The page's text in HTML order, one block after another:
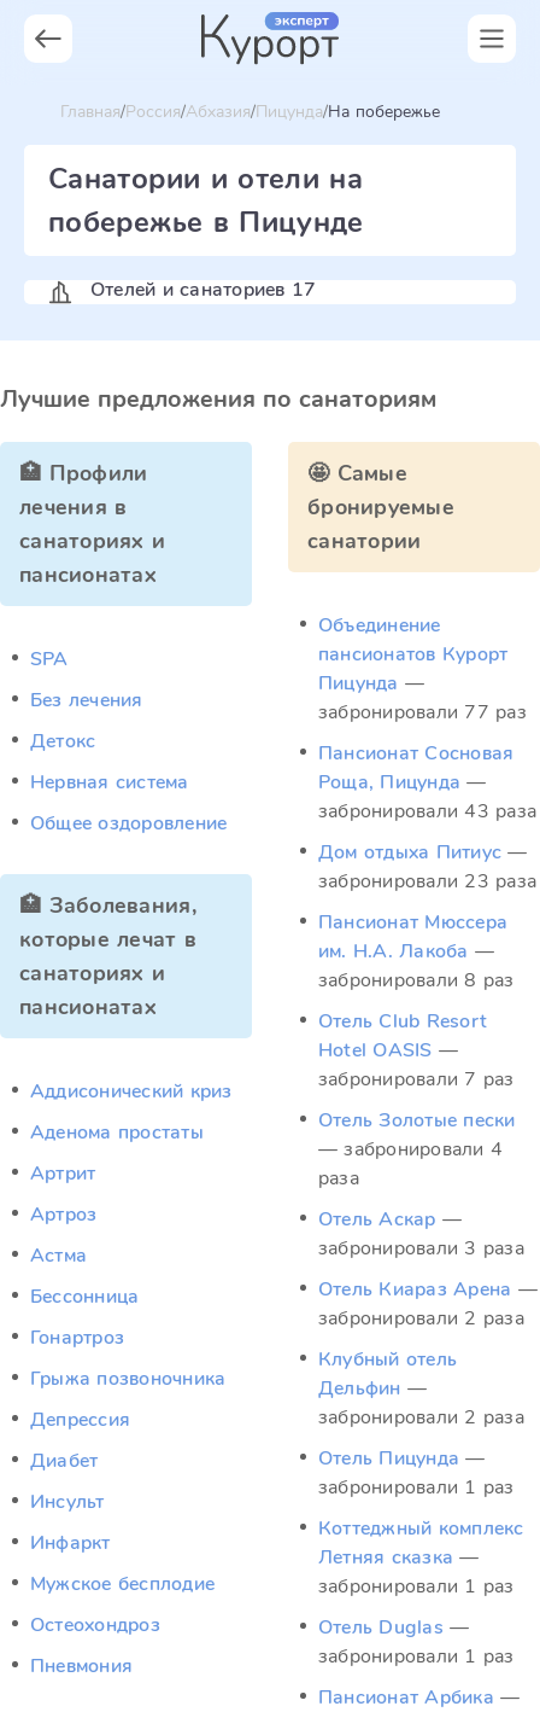
Главная Россия Абхазия Пицунда На побережье
Санатории и отели на
побережье в Пицунде
Отелей и санаториев 17
Лучшие предложения по санаториям
🏥 Профили
лечения в
санаториях и
пансионатах
SPA
Без лечения
Детокс
Нервная система
Общее оздоровление
🏥 Заболевания,
которые лечат в
санаториях и
пансионатах
Аддисонический криз
Аденома простаты
Артрит
Артроз
Астма
Бессонница
Гонартроз
Грыжа позвоночника
Депрессия
Диабет
Инсульт
Инфаркт
Мужское бесплодие
Остеохондроз
Пневмония
🤩 Самые
бронируемые
санатории
Объединение
пансионатов Курорт
Пицунда —
забронировали 77 раз
Пансионат Сосновая
Роща, Пицунда —
забронировали 43 раза
Дом отдыха Питиус —
забронировали 23 раза
Пансионат Мюссера
им. Н.А. Лакоба —
забронировали 8 раз
Отель Club Resort
Hotel OASIS —
забронировали 7 раз
Отель Золотые пески
— забронировали 4
раза
Отель Аскар —
забронировали 3 раза
Отель Киараз Арена —
забронировали 2 раза
Клубный отель
Дельфин —
забронировали 2 раза
Отель Пицунда —
забронировали 1 раз
Коттеджный комплекс
Летняя сказка —
забронировали 1 раз
Отель Duglas —
забронировали 1 раз
Пансионат Арбика —